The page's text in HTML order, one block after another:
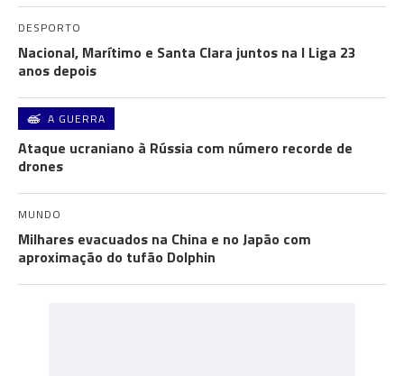
DESPORTO
Nacional, Marítimo e Santa Clara juntos na I Liga 23
anos depois
A GUERRA
Ataque ucraniano à Rússia com número recorde de
drones
MUNDO
Milhares evacuados na China e no Japão com
aproximação do tufão Dolphin